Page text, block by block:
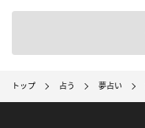
トップ 占う 夢占い